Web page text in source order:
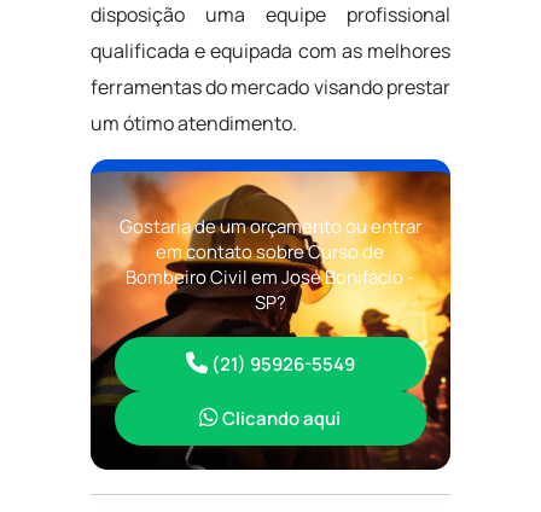
disposição uma equipe profissional
qualificada e equipada com as melhores
ferramentas do mercado visando prestar
um ótimo atendimento.
Gostaria de um orçamento ou entrar
em contato sobre Curso de
Bombeiro Civil em José Bonifácio -
SP?
(21) 95926-5549
Clicando aqui